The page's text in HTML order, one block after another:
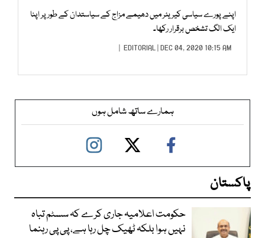
اپنے پورے سیاسی کیریئر میں دھیمے مزاج کے سیاستدان کے طور پر اپنا
ایک الگ تشخص برقرار رکھا۔
EDITORIAL| DEC 04, 2020 10:15 AM |
ہمارے ساتھ شامل ہوں
پاکستان
حکومت اعلامیہ جاری کرے کہ سسٹم تباہ
نہیں ہوا بلکہ ٹھیک چل رہا ہے، پی پی رہنما